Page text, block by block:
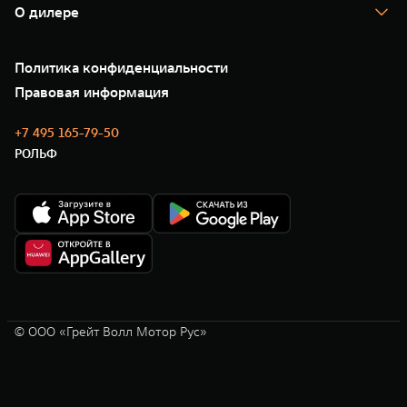
Корпоративным клиентам
Зарядные станции
Помощь на дороге
Новые цифровые сервисы TANK
Сервис
Нулевое ТО
Моторные масла
О дилере
35 лет GWM
GWM ТЕХ ДЕНЬ
Новости
Политика конфиденциальности
Правовая информация
+7 495 165-79-50
РОЛЬФ
© ООО «Грейт Волл Мотор Рус»